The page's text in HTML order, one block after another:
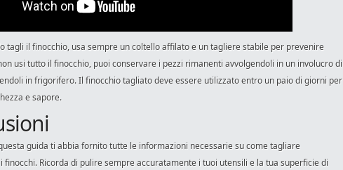
tagli il finocchio, usa sempre un coltello affilato e un tagliere stabile per prevenire
usi tutto il finocchio, puoi conservare i pezzi rimanenti avvolgendoli in un involucro di
in frigorifero. Il finocchio tagliato deve essere utilizzato entro un paio di giorni per
e sapore.
guida ti abbia fornito tutte le informazioni necessarie su come tagliare
finocchi. Ricorda di pulire sempre accuratamente i tuoi utensili e la tua superficie di